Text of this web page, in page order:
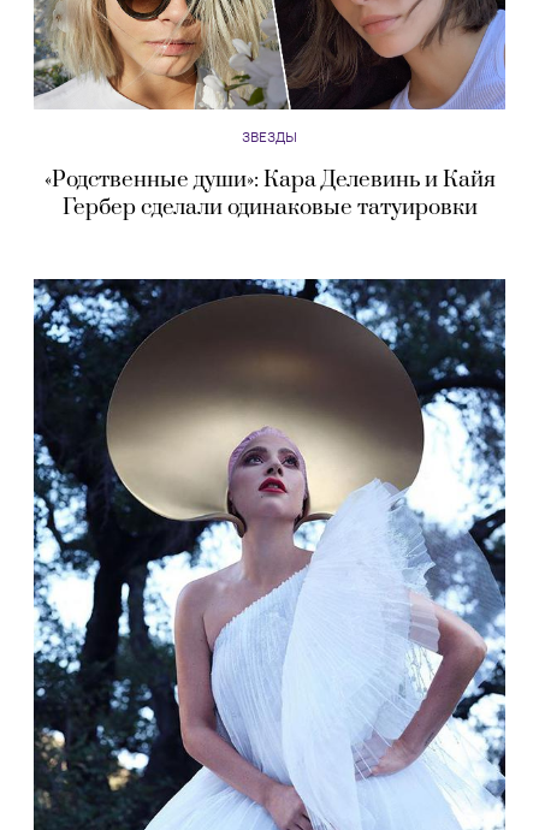
ЗВЕЗДЫ
«Родственные души»: Кара Делевинь и Кайя
Гербер сделали одинаковые татуировки